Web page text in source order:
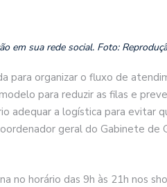
em sua rede social. Foto:
para organizar o fluxo de
para reduzir as filas e
adequar a logística para evitar
geral do Gabinete de
no horário das 9h às 21h nos